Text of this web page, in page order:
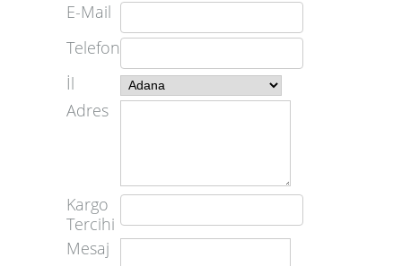
E-Mail
Telefon
İl
Adres
Kargo
Tercihi
Mesaj